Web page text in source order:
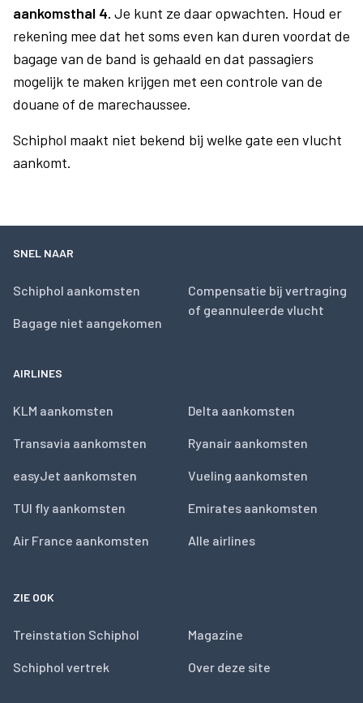
aankomsthal 4. Je kunt ze daar opwachten. Houd er
rekening mee dat het soms even kan duren voordat de
bagage van de band is gehaald en dat passagiers
mogelijk te maken krijgen met een controle van de
douane of de marechaussee.
Schiphol maakt niet bekend bij welke gate een vlucht
aankomt.
SNEL NAAR
Schiphol aankomsten
Bagage niet aangekomen
Compensatie bij vertraging
of geannuleerde vlucht
AIRLINES
KLM aankomsten
Transavia aankomsten
easyJet aankomsten
TUI fly aankomsten
Air France aankomsten
Delta aankomsten
Ryanair aankomsten
Vueling aankomsten
Emirates aankomsten
Alle airlines
ZIE OOK
Treinstation Schiphol
Schiphol vertrek
Magazine
Over deze site